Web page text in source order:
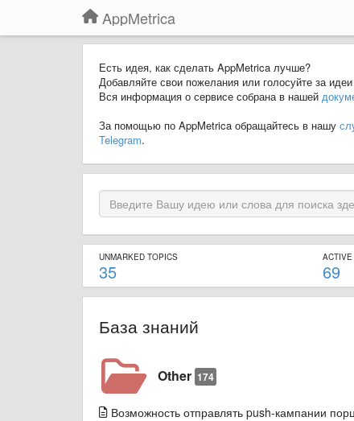
AppMetrica
Есть идея, как сделать AppMetrica лучше?
Добавляйте свои пожелания или голосуйте за
Вся информация о сервисе собрана в нашей
За помощью по AppMetrica обращайтесь в нашу
Telegram.
UNMARKED TOPICS
35 69
База знаний
Other 174
Возможность отправлять push-кампании